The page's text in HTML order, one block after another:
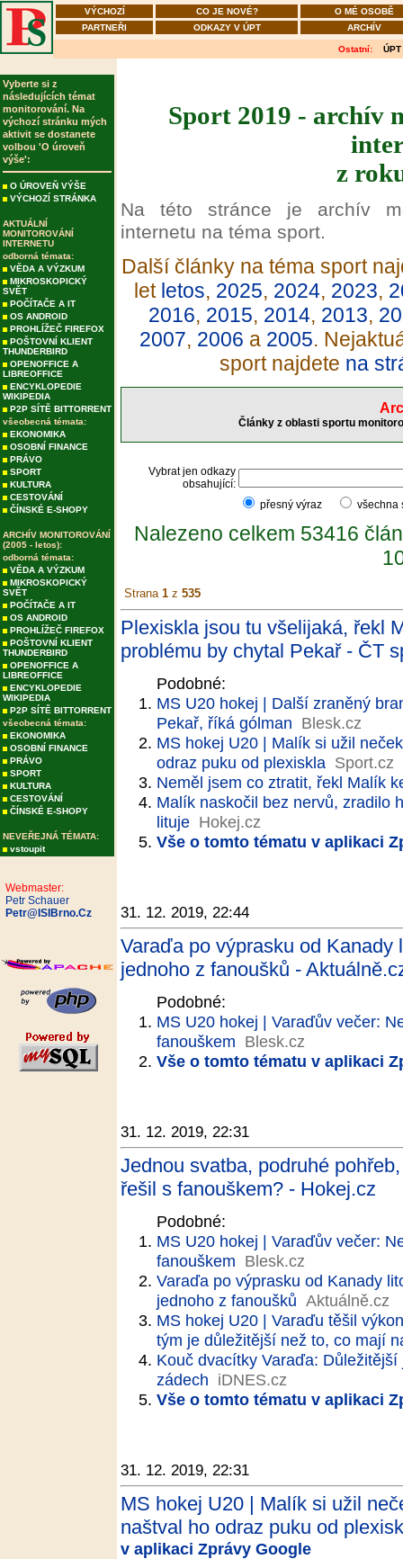
VÝCHOZÍ CO JE NOVÉ?
O MÉ OSOBĚ
PARTNEŘI
ODKAZY V ÚPT ARCHÍV
Ostatní: ÚPT
Vyberte si z
následujících témat
monitorování. Na
výchozí stránku mých
aktivit se dostanete
volbou 'O úroveň
výše':
O ÚROVEŇ VÝŠE
VÝCHOZÍ STRÁNKA
AKTUÁLNÍ
MONITOROVÁNÍ
INTERNETU
odborná témata:
VĚDA A VÝZKUM
MIKROSKOPICKÝ
SVĚT
POČÍTAČE A IT
OS ANDROID
PROHLÍŽEČ FIREFOX
POŠTOVNÍ KLIENT
THUNDERBIRD
OPENOFFICE A
LIBREOFFICE
ENCYKLOPEDIE
WIKIPEDIA
P2P SÍTĚ BITTORRENT
všeobecná témata:
EKONOMIKA
OSOBNÍ FINANCE
PRÁVO
SPORT
KULTURA
CESTOVÁNÍ
ČÍNSKÉ E-SHOPY
ARCHÍV MONITOROVÁNÍ
(2005 - letos):
odborná témata:
VĚDA A VÝZKUM
MIKROSKOPICKÝ
SVĚT
POČÍTAČE A IT
OS ANDROID
PROHLÍŽEČ FIREFOX
POŠTOVNÍ KLIENT
THUNDERBIRD
OPENOFFICE A
LIBREOFFICE
ENCYKLOPEDIE
WIKIPEDIA
P2P SÍTĚ BITTORRENT
všeobecná témata:
EKONOMIKA
OSOBNÍ FINANCE
PRÁVO
SPORT
KULTURA
CESTOVÁNÍ
ČÍNSKÉ E-SHOPY
NEVEŘEJNÁ TÉMATA:
vstoupit
Webmaster:
Petr Schauer
Petr@ISIBrno.Cz
Sport 2019 - archív
z
Na této stránce je archív
internetu na téma sport.
Další články na téma sport
let letos, 2025, 2024, 2023,
2016, 2015, 2014, 2013,
2007, 2006 a 2005.
sport najdete na
Články z oblasti sportu
Vybrat jen odkazy
obsahující:
přesný výraz
Nalezeno celkem 53416
Strana 1 z 535
Plexiskla jsou tu všelijaká, řekl
problému by chytal Pekař - ČT
Podobné:
MS U20 hokej | Další zraněný
Pekař, říká gólman Blesk.cz
MS hokej U20 | Malík si užil
odraz puku od plexiskla Sport.cz
Neměl jsem co ztratit, řekl Malík
Malík naskočil bez nervů, zradilo
lituje Hokej.cz
Vše o tomto tématu v aplikaci
31. 12. 2019, 22:44
Varaďa po výprasku od
jednoho z fanoušků -
Podobné:
MS U20 hokej | Varaďův večer:
fanouškem Blesk.cz
Vše o tomto tématu v aplikaci
31. 12. 2019, 22:31
Jednou svatba, podruhé
řešil s fanouškem? - Hokej.cz
Podobné:
MS U20 hokej | Varaďův večer:
fanouškem Blesk.cz
Varaďa po výprasku od Kanady
jednoho z fanoušků Aktuálně.cz
MS hokej U20 | Varaďu těšil
tým je důležitější než to, co mají
Kouč dvacítky Varaďa:
zádech iDNES.cz
Vše o tomto tématu v aplikaci
31. 12. 2019, 22:31
MS hokej U20 | Malík si užil
naštval ho odraz puku od
v aplikaci Zprávy Google